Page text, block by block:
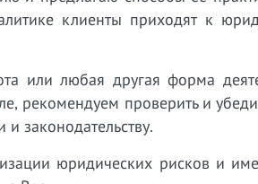
клиенты приходят к
или любая другая форма
рекомендуем проверить и
законодательству.
юридических рисков и